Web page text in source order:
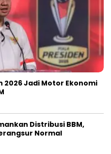
2026 Jadi Motor Ekonomi
Distribusi BBM,
Normal